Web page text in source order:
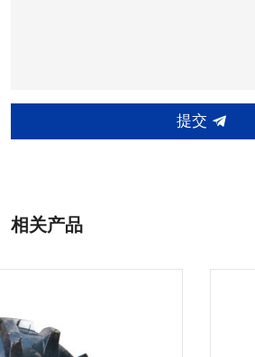
提交
相关产品